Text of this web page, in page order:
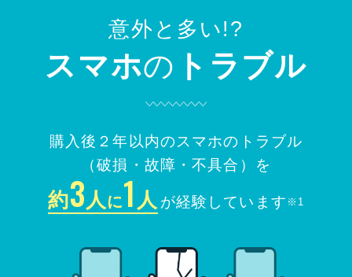
意外と多い!?
スマホの トラブル
購入後２年以内のスマホのトラブル
（破損・故障・不具合）を
約3 人 に1 人 が経験しています ※1